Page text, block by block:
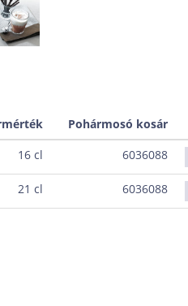
Pohármosó kosár
16 cl 6036088
21 cl 6036088